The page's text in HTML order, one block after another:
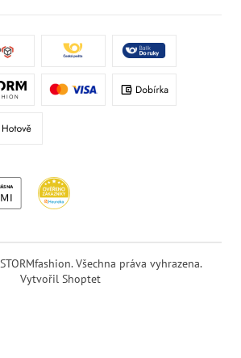
Vytvořil Shoptet
STORMfashion. Všechna práva vyhrazena.